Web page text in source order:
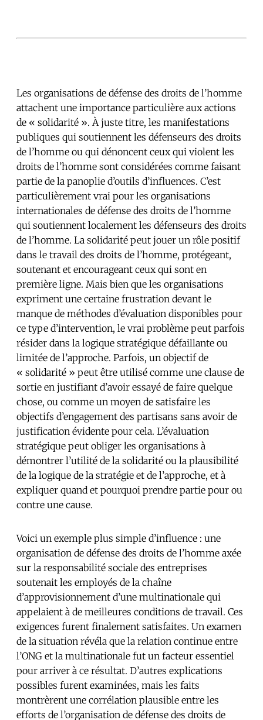
Les organisations de défense des droits de l’homme
attachent une importance particulière aux actions
de « solidarité ». À juste titre, les manifestations
publiques qui soutiennent les défenseurs des droits
de l’homme ou qui dénoncent ceux qui violent les
droits de l’homme sont considérées comme faisant
partie de la panoplie d’outils d’influences. C’est
particulièrement vrai pour les organisations
internationales de défense des droits de l’homme
qui soutiennent localement les défenseurs des droits
de l’homme. La solidarité peut jouer un rôle positif
dans le travail des droits de l’homme, protégeant,
soutenant et encourageant ceux qui sont en
première ligne. Mais bien que les organisations
expriment une certaine frustration devant le
manque de méthodes d’évaluation disponibles pour
ce type d’intervention, le vrai problème peut parfois
résider dans la logique stratégique défaillante ou
limitée de l’approche. Parfois, un objectif de
« solidarité » peut être utilisé comme une clause de
sortie en justifiant d’avoir essayé de faire quelque
chose, ou comme un moyen de satisfaire les
objectifs d’engagement des partisans sans avoir de
justification évidente pour cela. L’évaluation
stratégique peut obliger les organisations à
démontrer l’utilité de la solidarité ou la plausibilité
de la logique de la stratégie et de l’approche, et à
expliquer quand et pourquoi prendre partie pour ou
contre une cause.
Voici un exemple plus simple d’influence : une
organisation de défense des droits de l’homme axée
sur la responsabilité sociale des entreprises
soutenait les employés de la chaîne
d’approvisionnement d’une multinationale qui
appelaient à de meilleures conditions de travail. Ces
exigences furent finalement satisfaites. Un examen
de la situation révéla que la relation continue entre
l’ONG et la multinationale fut un facteur essentiel
pour arriver à ce résultat. D’autres explications
possibles furent examinées, mais les faits
montrèrent une corrélation plausible entre les
efforts de l’organisation de défense des droits de